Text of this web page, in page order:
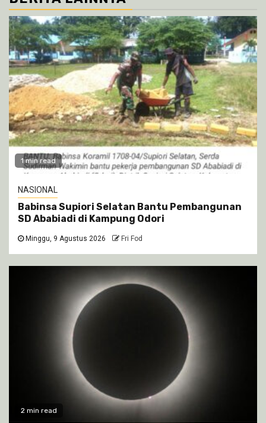
1 min read
NASIONAL
Babinsa Supiori Selatan Bantu Pembangunan
SD Ababiadi di Kampung Odori
Minggu, 9 Agustus 2026 Fri Fod
2 min read